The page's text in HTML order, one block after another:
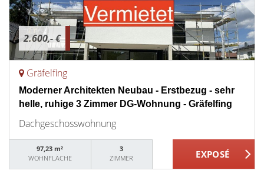
2.600,- €
Gräfelfing
Moderner Architekten Neubau - Erstbezug - sehr
helle, ruhige 3 Zimmer DG-Wohnung - Gräfelfing
Dachgeschosswohnung
97,23 m²
WOHNFLÄCHE
3
ZIMMER